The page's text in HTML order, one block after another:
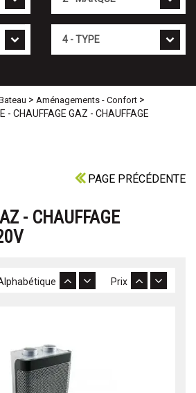
> Aménagements - Confort >
- CHAUFFAGE GAZ - CHAUFFAGE
PAGE PRÉCÉDENTE
- CHAUFFAGE
Prix